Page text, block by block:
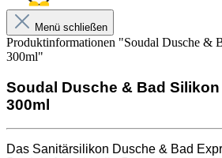
Menü schließen
Produktinformationen "Soudal Dusche &
300ml"
Soudal Dusche & Bad
300ml
Das Sanitärsilikon Dusche & Bad